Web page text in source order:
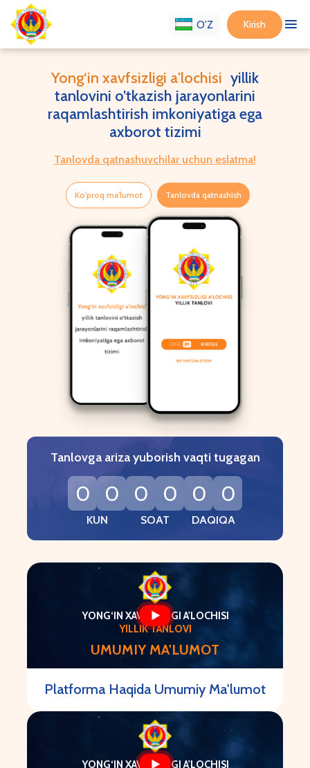
O'Z Kirish
Yong‘in xavfsizligi a'lochisi yillik
tanlovini o’tkazish jarayonlarini
raqamlashtirish imkoniyatiga ega
axborot tizimi
Tanlovda qatnashuvchilar uchun eslatma!
Ko'proq ma'lumot Tanlovda qatnashish
Tanlovga ariza yuborish vaqti tugagan
0 0
KUN
0 0
SOAT
0 0
DAQIQA
YONG‘IN XAVFSIZLIGI A'LOCHISI
YILLIK TANLOVI
UMUMIY MA'LUMOT
Platforma Haqida Umumiy Ma'lumot
YONG‘IN XAVFSIZLIGI A'LOCHISI